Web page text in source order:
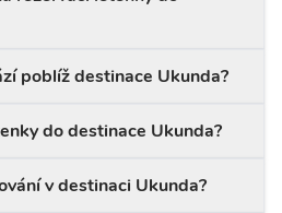
poblíž destinace Ukunda?
do destinace Ukunda?
v destinaci Ukunda?